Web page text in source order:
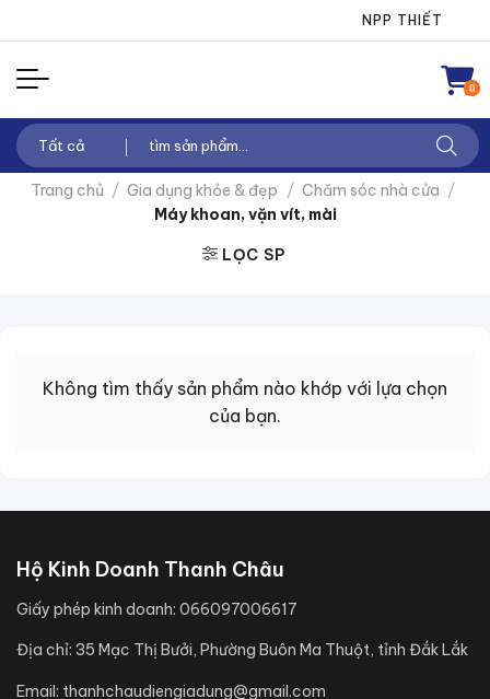
nội
dung
NPP THIẾT BỊ
0
Tìm
kiếm:
Trang chủ / Gia dụng khỏe & đẹp / Chăm sóc nhà cửa /
Máy khoan, vặn vít, mài
LỌC SP
Không tìm thấy sản phẩm nào khớp với lựa chọn
của bạn.
Hộ Kinh Doanh Thanh Châu
Giấy phép kinh doanh: 066097006617
Địa chỉ: 35 Mạc Thị Bưởi, Phường Buôn Ma Thuột, tỉnh Đắk Lắk
Email: thanhchaudiengiadung@gmail.com